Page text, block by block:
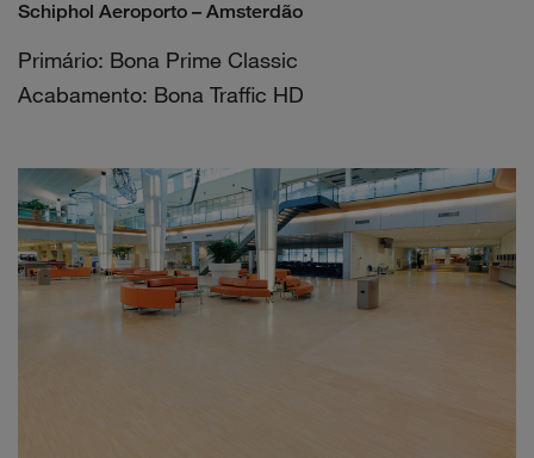
Schiphol Aeroporto – Amsterdão
Primário: Bona Prime Classic
Acabamento: Bona Traffic HD